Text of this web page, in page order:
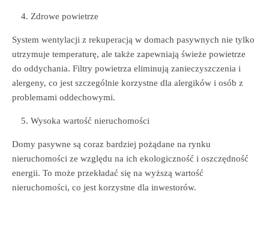
Zdrowe powietrze
System wentylacji z rekuperacją w domach pasywnych nie tylko
utrzymuje temperaturę, ale także zapewniają świeże powietrze
do oddychania. Filtry powietrza eliminują zanieczyszczenia i
alergeny, co jest szczególnie korzystne dla alergików i osób z
problemami oddechowymi.
Wysoka wartość nieruchomości
Domy pasywne są coraz bardziej pożądane na rynku
nieruchomości ze względu na ich ekologiczność i oszczędność
energii. To może przekładać się na wyższą wartość
nieruchomości, co jest korzystne dla inwestorów.